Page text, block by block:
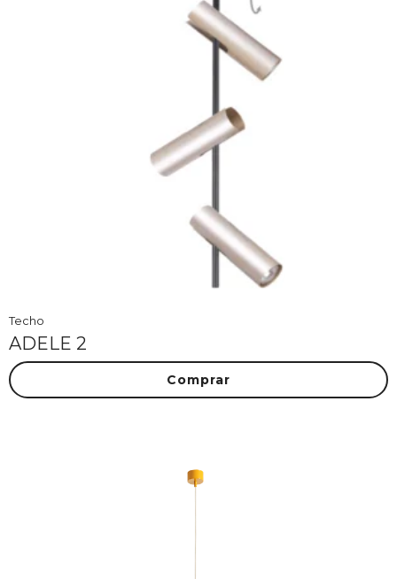
Techo
ADELE 2
Comprar